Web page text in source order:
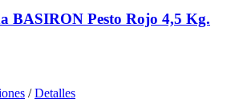
BASIRON Pesto Rojo 4,5 Kg.
/ Detalles